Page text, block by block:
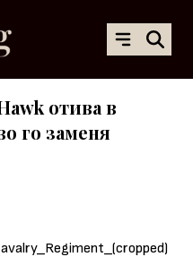
отива в
го заменя